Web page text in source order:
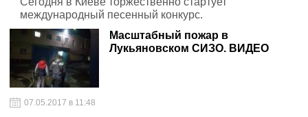
международный песенный конкурс.
Масштабный пожар в
Лукьяновском СИЗО. ВИДЕО
07.05.2017 в 11:48